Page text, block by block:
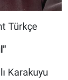
Türkçe
Karakuyu